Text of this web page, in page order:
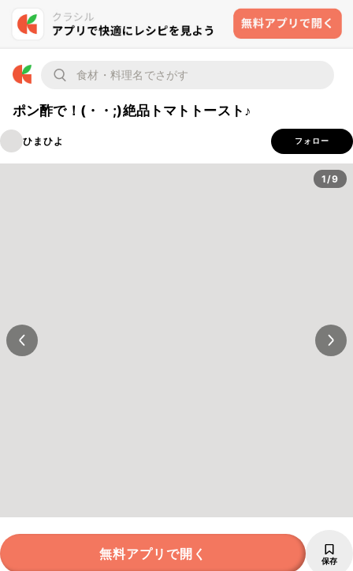
ポン酢で！(・・;)絶品トマトトースト♪
ひまひよ フォロー
1/9
無料アプリで開く 保存